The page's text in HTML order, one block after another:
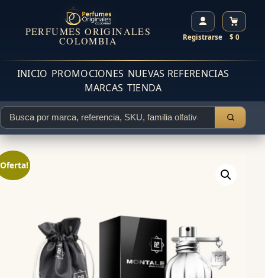
PERFUMES ORIGINALES
COLOMBIA Registrarse $ 0
INICIO PROMOCIONES NUEVAS REFERENCIAS
MARCAS TIENDA